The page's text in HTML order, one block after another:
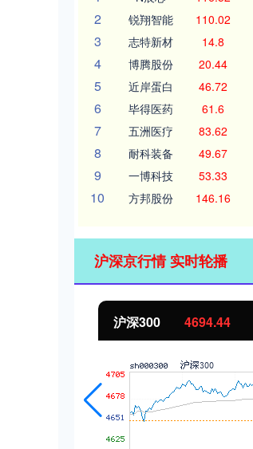
2 锐翔智能 110.02
3 志特新材 14.8
4 博腾股份 20.44
5 近岸蛋白 46.72
6 毕得医药 61.6
7 五洲医疗 83.62
8 耐科装备 49.67
9 一博科技 53.33
10 方邦股份 146.16
沪深京行情 实时轮播
北证50 1134.24